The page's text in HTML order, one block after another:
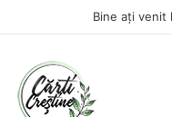
Bine ați venit